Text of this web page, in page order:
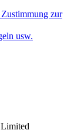
zur
usw.